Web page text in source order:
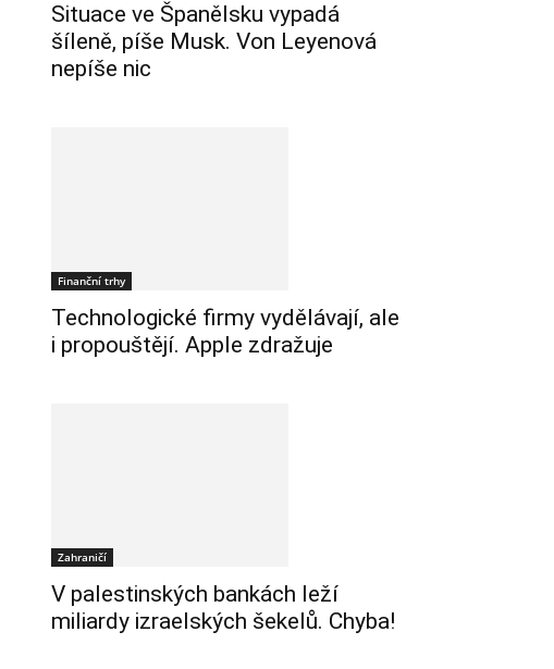
Situace ve Španělsku vypadá
šíleně, píše Musk. Von Leyenová
nepíše nic
Finanční trhy
Technologické firmy vydělávají, ale
i propouštějí. Apple zdražuje
Zahraničí
V palestinských bankách leží
miliardy izraelských šekelů. Chyba!